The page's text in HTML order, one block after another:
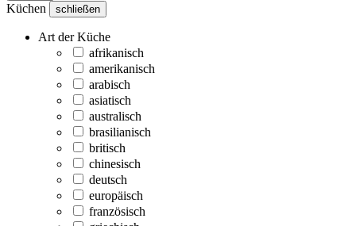
Küchen schließen
Art der Küche
afrikanisch
amerikanisch
arabisch
asiatisch
australisch
brasilianisch
britisch
chinesisch
deutsch
europäisch
französisch